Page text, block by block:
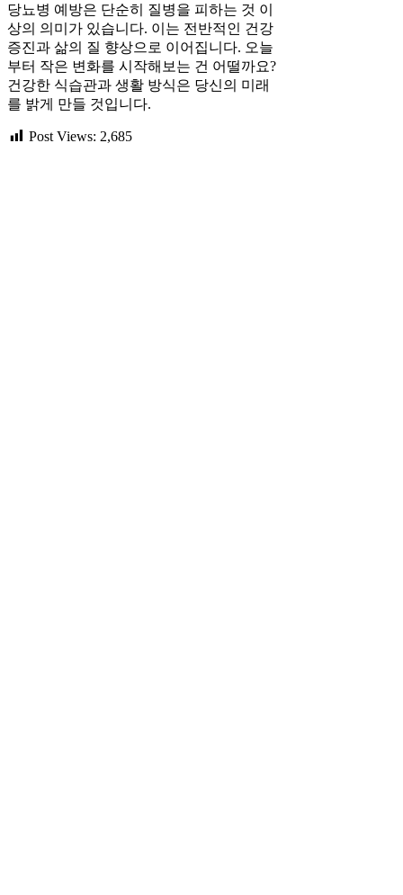
당뇨병 예방은 단순히 질병을 피하는 것 이
상의 의미가 있습니다. 이는 전반적인 건강
증진과 삶의 질 향상으로 이어집니다. 오늘
부터 작은 변화를 시작해보는 건 어떨까요?
건강한 식습관과 생활 방식은 당신의 미래
를 밝게 만들 것입니다.
Post Views: 2,685